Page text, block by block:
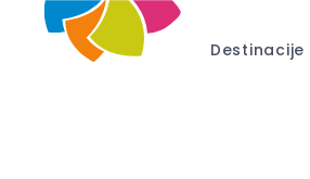
Destinacije